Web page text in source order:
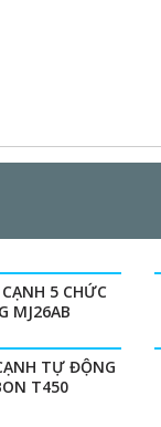
5 CHỨC
MJ26AB
TỰ ĐỘNG
T450